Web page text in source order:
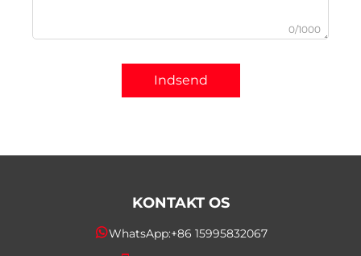
0/1000
Indsend
KONTAKT OS
WhatsApp:+86 15995832067